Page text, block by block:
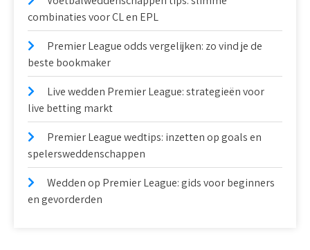
combinaties voor CL en EPL
Premier League odds vergelijken: zo vind je de
beste bookmaker
Live wedden Premier League: strategieën voor
live betting markt
Premier League wedtips: inzetten op goals en
spelersweddenschappen
Wedden op Premier League: gids voor beginners
en gevorderden